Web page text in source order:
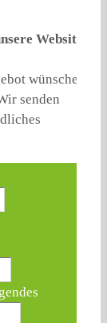
Website
wünschen,
senden